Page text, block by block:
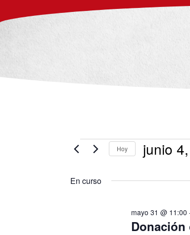
Hoy junio
la
En curso
Donación
mayo 31 @ 11:00